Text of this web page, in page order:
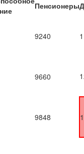
Пенсионеры
9240
9660
9848